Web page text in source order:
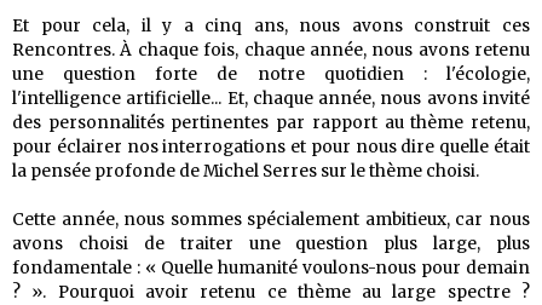
Et pour cela, il y a cinq ans, nous avons construit ces
Rencontres. À chaque fois, chaque année, nous avons retenu
une question forte de notre quotidien : l'écologie,
l'intelligence artificielle... Et, chaque année, nous avons invité
des personnalités pertinentes par rapport au thème retenu,
pour éclairer nos interrogations et pour nous dire quelle était
la pensée profonde de Michel Serres sur le thème choisi.
Cette année, nous sommes spécialement ambitieux, car nous
avons choisi de traiter une question plus large, plus
fondamentale : « Quelle humanité voulons-nous pour demain
? ». Pourquoi avoir retenu ce thème au large spectre ?